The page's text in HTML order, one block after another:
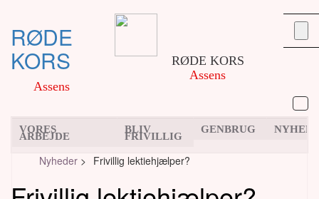
RØDE
KORS
Assens
RØDE KORS
Assens
VORES
ARBEJDE
BLIV
FRIVILLIG
GENBRUG
Nyheder > Frivillig lektiehjælper?